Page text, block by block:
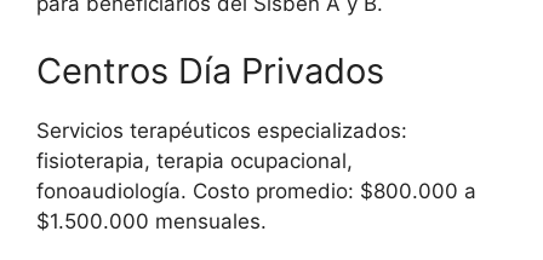
Centros Día Privados
Servicios terapéuticos especializados:
fisioterapia, terapia ocupacional,
fonoaudiología. Costo promedio: $800.000 a
$1.500.000 mensuales.